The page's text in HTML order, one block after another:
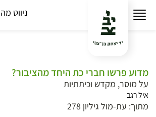
ניווט
מדוע פרשו חברי כת היחד מהציבור?
על מוסר, מקדש וכיתתיות
איל רגב
מתוך: עת-מול גיליון 278